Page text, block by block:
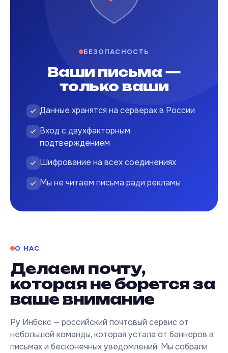
БЕЗОПАСНОСТЬ
Ваши письма —
только ваши
Данные хранятся на серверах в России
Вход с двухфакторным
подтверждением
Шифрование на всех соединениях
Мы не читаем письма ради рекламы
О НАС
Делаем почту,
которая не борется за
ваше внимание
Ру Инбокс — российский почтовый сервис от
небольшой команды, которая устала от баннеров в
письмах и бесконечных уведомлений. Мы собрали